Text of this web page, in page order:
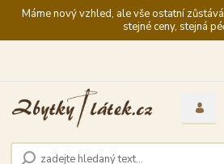
Máme nový vzhled, ale vše ostatní
stejné ceny, stejná